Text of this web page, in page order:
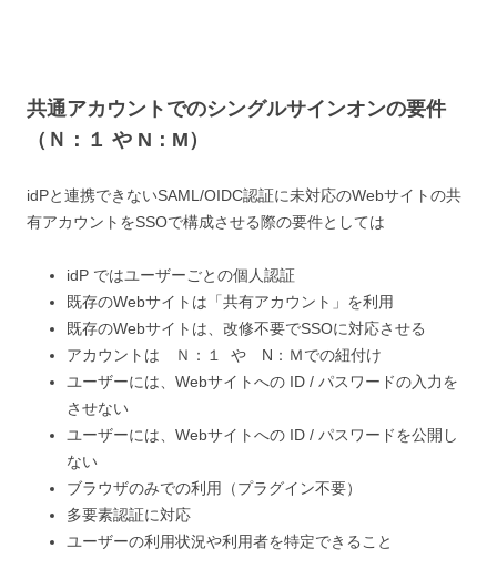
共通アカウントでのシングルサインオンの要件
（Ｎ：１ や N：M）
idPと連携できないSAML/OIDC認証に未対応のWebサイトの共
有アカウントをSSOで構成させる際の要件としては
idP ではユーザーごとの個人認証
既存のWebサイトは「共有アカウント」を利用
既存のWebサイトは、改修不要でSSOに対応させる
アカウントは Ｎ：１ や N：Ｍでの紐付け
ユーザーには、Webサイトへの ID / パスワードの入力を
させない
ユーザーには、Webサイトへの ID / パスワードを公開し
ない
ブラウザのみでの利用（プラグイン不要）
多要素認証に対応
ユーザーの利用状況や利用者を特定できること